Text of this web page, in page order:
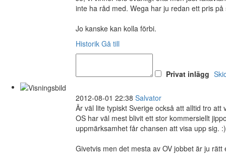
inte ha råd med. Wega har ju redan ett pris på
Jo kanske kan kolla förbi.
Historik Gå till
Privat inlägg
2012-08-01 22:38 Salvator
Är väl lite typiskt Sverige också att alltid tro
OS har väl mest blivit ett stor kommersiellt
uppmärksamhet får chansen att visa upp sig. :)
Givetvis men det mesta av OV jobbet är ju